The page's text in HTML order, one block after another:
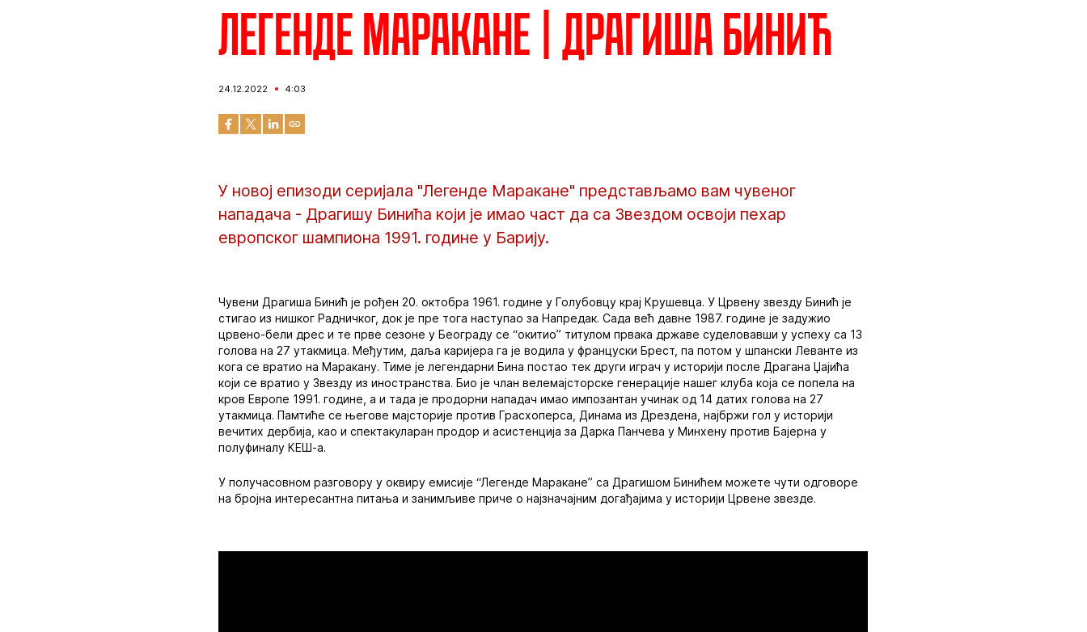
Легенде Маракане | Драгиша Бинић
24.12.2022 4:03
У новој епизоди серијала "Легенде Маракане" представљамо вам чувеног
нападача - Драгишу Бинића који је имао част да са Звездом освоји пехар
европског шампиона 1991. године у Барију.
Чувени Драгиша Бинић је рођен 20. октобра 1961. године у Голубовцу крај Крушевца. У Црвену звезду Бинић је
стигао из нишког Радничког, док је пре тога наступао за Напредак. Сада већ давне 1987. године је задужио
црвено-бели дрес и те прве сезоне у Београду се “окитио” титулом првака државе суделовавши у успеху са 13
голова на 27 утакмица. Међутим, даља каријера га је водила у француски Брест, па потом у шпански Леванте из
кога се вратио на Маракану. Тиме је легендарни Бина постао тек други играч у историји после Драгана Џајића
који се вратио у Звезду из иностранства. Био је члан велемајсторске генерације нашег клуба која се попела на
кров Европе 1991. године, а и тада је продорни нападач имао импозантан учинак од 14 датих голова на 27
утакмица. Памтиће се његове мајсторије против Грасхоперса, Динама из Дрездена, најбржи гол у историји
вечитих дербија, као и спектакуларан продор и асистенција за Дарка Панчева у Минхену против Бајерна у
полуфиналу КЕШ-а.
У получасовном разговору у оквиру емисије “Легенде Маракане” са Драгишом Бинићем можете чути одговоре
на бројна интересантна питања и занимљиве приче о најзначајним догађајима у историји Црвене звезде.